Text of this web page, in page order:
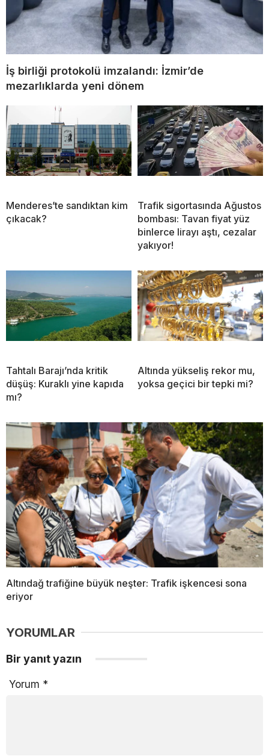
İş birliği protokolü imzalandı: İzmir’de
mezarlıklarda yeni dönem
Menderes’te sandıktan kim
çıkacak?
Trafik sigortasında Ağustos
bombası: Tavan fiyat yüz
binlerce lirayı aştı, cezalar
yakıyor!
Tahtalı Barajı’nda kritik
düşüş: Kuraklı yine kapıda
mı?
Altında yükseliş rekor mu,
yoksa geçici bir tepki mi?
Altındağ trafiğine büyük neşter: Trafik işkencesi sona
eriyor
YORUMLAR
Bir yanıt yazın
Yorum *